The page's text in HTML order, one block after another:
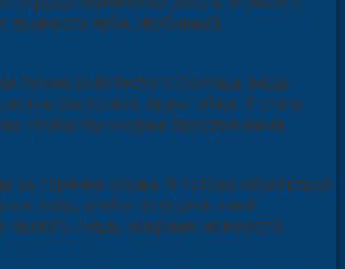
сердце алмазною росой, и смою с
лучом золотистого Солнца, ведь
растопить льды обид. Я стану
горячие слова. Я готова опуститься
озёр, чтобы остудить свой